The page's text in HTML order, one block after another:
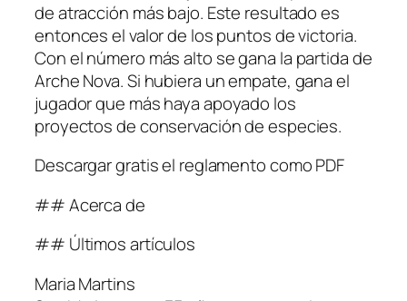
de atracción más bajo. Este resultado es
entonces el valor de los puntos de victoria.
Con el número más alto se gana la partida de
Arche Nova. Si hubiera un empate, gana el
jugador que más haya apoyado los
proyectos de conservación de especies.
Descargar gratis el reglamento como PDF
## Acerca de
## Últimos artículos
Maria Martins